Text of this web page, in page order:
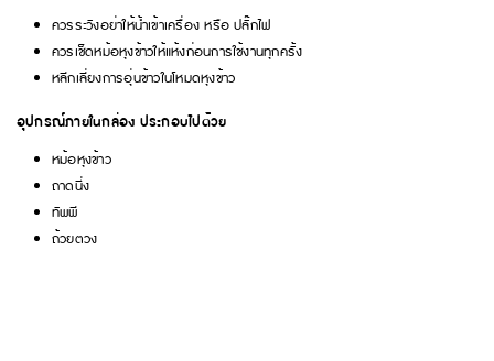
ควรระวังอย่าให้น้ำเข้าเครื่อง หรือ ปลั๊กไฟ
ควรเช็ดหม้อหุงข้าวให้แห้งก่อนการใช้งานทุกครั้ง
หลีกเลี่ยงการอุ่นข้าวในโหมดหุงข้าว
อุปกรณ์ภายในกล่อง ประกอบไปด้วย
หม้อหุงข้าว
ถาดนึ่ง
ทัพพี
ถ้วยตวง